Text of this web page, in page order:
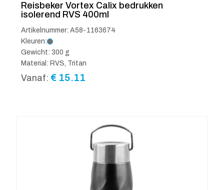
Reisbeker Vortex Calix bedrukken
isolerend RVS 400ml
Artikelnummer: A58-1163674
Kleuren:
Gewicht: 300 g
Material: RVS, Tritan
Vanaf: € 15.11